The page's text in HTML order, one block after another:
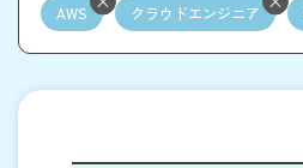
AWS クラウドエンジニア